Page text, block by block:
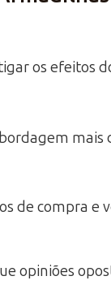
os efeitos
mais
de compra e
opiniões